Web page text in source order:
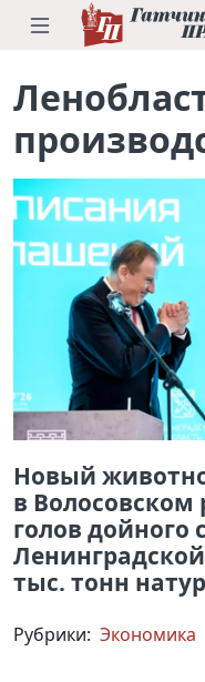
Новый
в Волосовском
голов дойного
тыс. тонн
Рубрики: Экономика